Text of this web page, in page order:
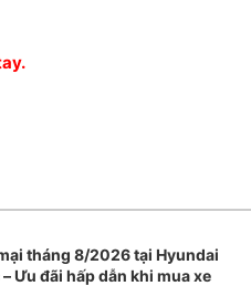
tháng 8/2026 tại Hyundai
Ưu đãi hấp dẫn khi mua xe